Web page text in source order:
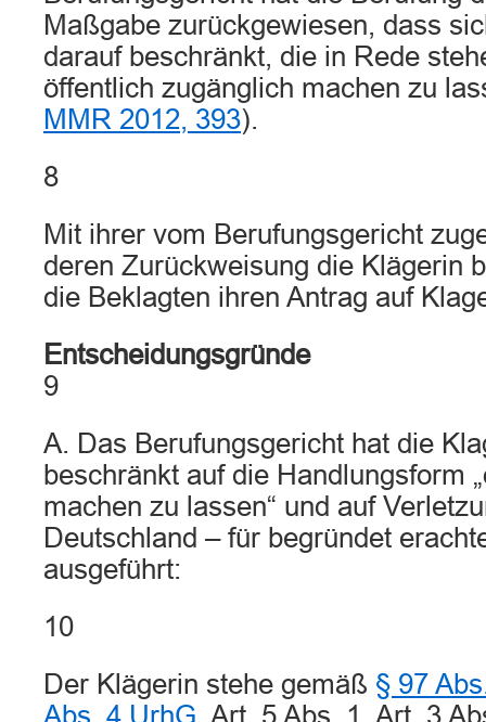
Maßgabe zurückgewiesen, dass
darauf beschränkt, die in Rede
öffentlich zugänglich machen zu
MMR 2012, 393).
8
Mit ihrer vom Berufungsgericht
deren Zurückweisung die Klägerin
die Beklagten ihren Antrag auf
Entscheidungsgründe
9
A. Das Berufungsgericht hat die
beschränkt auf die Handlungsform
machen zu lassen“ und auf
Deutschland – für begründet
ausgeführt:
10
Der Klägerin stehe gemäß § 97
Abs. 4 UrhG, Art. 5 Abs. 1, Art. 3